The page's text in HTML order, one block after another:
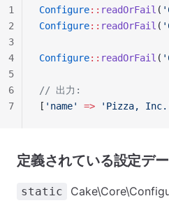
Configure:: readOrFail (
Configure:: readOrFail (
Configure:: readOrFail (
// 出力:
[ 'name' => 'Pizza,
1
2
3
4
5
6
7
定義されている設定デ
static